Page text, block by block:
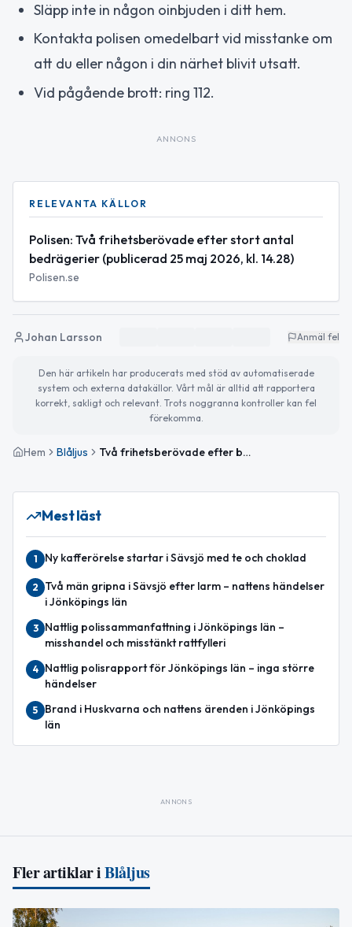
Släpp inte in någon oinbjuden i ditt hem.
Kontakta polisen omedelbart vid misstanke om
att du eller någon i din närhet blivit utsatt.
Vid pågående brott: ring 112.
ANNONS
RELEVANTA KÄLLOR
Polisen: Två frihetsberövade efter stort antal
bedrägerier (publicerad 25 maj 2026, kl. 14.28)
Polisen.se
Johan Larsson Anmäl fel
Den här artikeln har producerats med stöd av automatiserade
system och externa datakällor. Vårt mål är alltid att rapportera
korrekt, sakligt och relevant. Trots noggranna kontroller kan fel
förekomma.
Hem Blåljus Två frihetsberövade efter bedrägerivåg mot äldre i Jönköpingstrakten
Mest läst
1 Ny kafferörelse startar i Sävsjö med te och choklad
2
Två män gripna i Sävsjö efter larm – nattens händelser
i Jönköpings län
3
Nattlig polissammanfattning i Jönköpings län –
misshandel och misstänkt rattfylleri
4
Nattlig polisrapport för Jönköpings län – inga större
händelser
5
Brand i Huskvarna och nattens ärenden i Jönköpings
län
ANNONS
Fler artiklar iBlåljus